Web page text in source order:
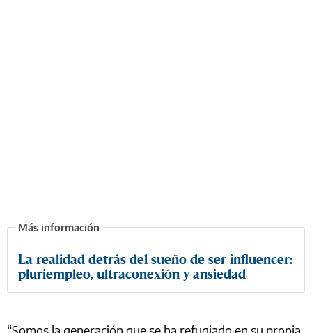
La realidad detrás del sueño de ser influencer:
pluriempleo, ultraconexión y ansiedad